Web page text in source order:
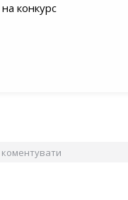
конкурс
коментувати